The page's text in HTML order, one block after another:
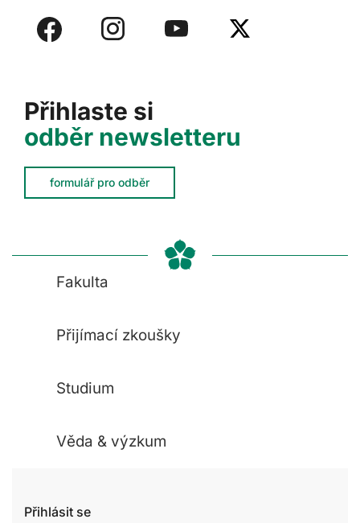
Přihlaste si
odběr newsletteru
formulář pro odběr
Fakulta
Přijímací zkoušky
Studium
Věda & výzkum
Přihlásit se